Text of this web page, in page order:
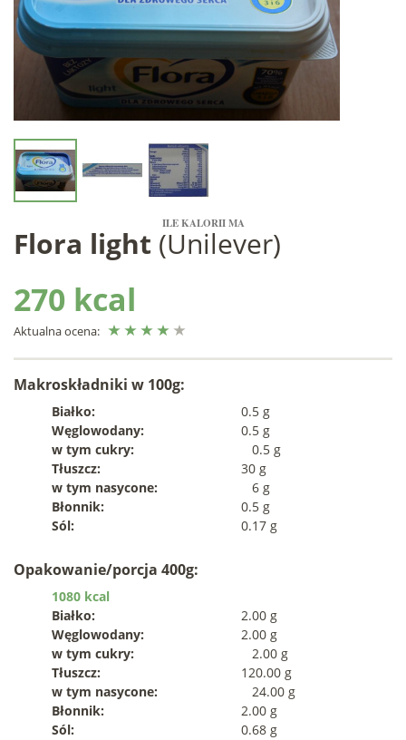
ILE KALORII MA
Flora light (Unilever)
270 kcal
Aktualna ocena:
Makroskładniki w 100g:
Białko:
0.5 g
Węglowodany:
0.5 g
w tym cukry:
0.5 g
Tłuszcz:
30 g
w tym nasycone:
6 g
Błonnik:
0.5 g
Sól:
0.17 g
Opakowanie/porcja 400g:
1080 kcal
Białko:
2.00 g
Węglowodany:
2.00 g
w tym cukry:
2.00 g
Tłuszcz:
120.00 g
w tym nasycone:
24.00 g
Błonnik:
2.00 g
Sól:
0.68 g